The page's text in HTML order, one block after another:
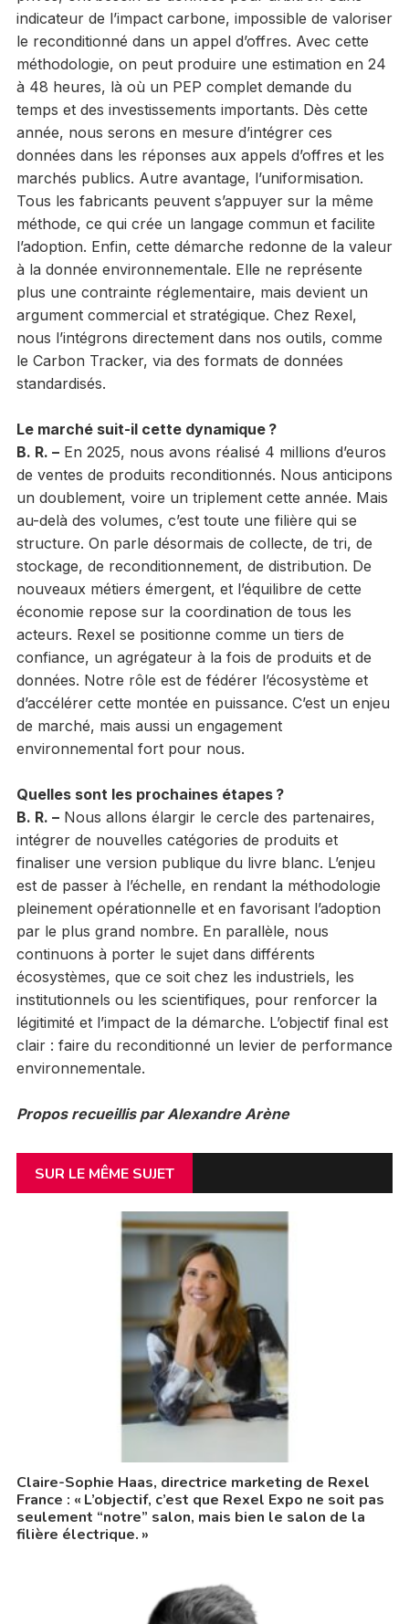
indicateur de l’impact carbone, impossible de valoriser
le reconditionné dans un appel d’offres. Avec cette
méthodologie, on peut produire une estimation en 24
à 48 heures, là où un PEP complet demande du
temps et des investissements importants. Dès cette
année, nous serons en mesure d’intégrer ces
données dans les réponses aux appels d’offres et les
marchés publics. Autre avantage, l’uniformisation.
Tous les fabricants peuvent s’appuyer sur la même
méthode, ce qui crée un langage commun et facilite
l’adoption. Enfin, cette démarche redonne de la valeur
à la donnée environnementale. Elle ne représente
plus une contrainte réglementaire, mais devient un
argument commercial et stratégique. Chez Rexel,
nous l’intégrons directement dans nos outils, comme
le Carbon Tracker, via des formats de données
standardisés.
Le marché suit-il cette dynamique ?
B. R. –En 2025, nous avons réalisé 4 millions d’euros
de ventes de produits reconditionnés. Nous anticipons
un doublement, voire un triplement cette année. Mais
au-delà des volumes, c’est toute une filière qui se
structure. On parle désormais de collecte, de tri, de
stockage, de reconditionnement, de distribution. De
nouveaux métiers émergent, et l’équilibre de cette
économie repose sur la coordination de tous les
acteurs. Rexel se positionne comme un tiers de
confiance, un agrégateur à la fois de produits et de
données. Notre rôle est de fédérer l’écosystème et
d’accélérer cette montée en puissance. C’est un enjeu
de marché, mais aussi un engagement
environnemental fort pour nous.
Quelles sont les prochaines étapes ?
B. R. –Nous allons élargir le cercle des partenaires,
intégrer de nouvelles catégories de produits et
finaliser une version publique du livre blanc. L’enjeu
est de passer à l’échelle, en rendant la méthodologie
pleinement opérationnelle et en favorisant l’adoption
par le plus grand nombre. En parallèle, nous
continuons à porter le sujet dans différents
écosystèmes, que ce soit chez les industriels, les
institutionnels ou les scientifiques, pour renforcer la
légitimité et l’impact de la démarche. L’objectif final est
clair : faire du reconditionné un levier de performance
environnementale.
Propos recueillis par Alexandre Arène
SUR LE MÊME SUJET
Claire-Sophie Haas, directrice marketing de Rexel
France : « L’objectif, c’est que Rexel Expo ne soit pas
seulement “notre” salon, mais bien le salon de la
filière électrique. »